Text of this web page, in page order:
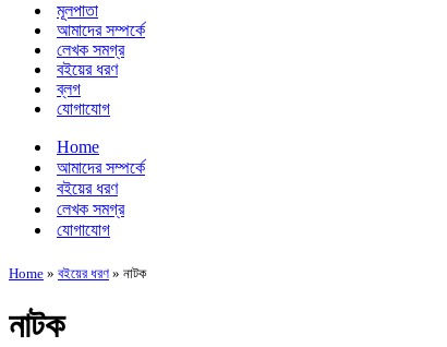
মূলপাতা
আমাদের সম্পর্কে
লেখক সমগ্র
বইয়ের ধরণ
ব্লগ
যোগাযোগ
Home
আমাদের সম্পর্কে
বইয়ের ধরণ
লেখক সমগ্র
যোগাযোগ
Home » বইয়ের ধরণ » নাটক
নাটক